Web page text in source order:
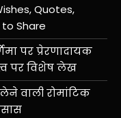
Quotes,
Share
पर प्रेरणादायक
पर विशेष लेख
वाली रोमांटिक